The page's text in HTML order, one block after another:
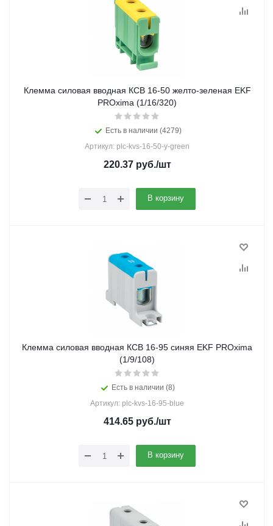
Клемма силовая вводная КСВ 16-50 желто-зеленая EKF
PROxima (1/16/320)
Есть в наличии (4279)
Артикул: plc-kvs-16-50-y-green
220.37руб./шт
В корзину
Клемма силовая вводная КСВ 16-95 синяя EKF PROxima
(1/9/108)
Есть в наличии (8)
Артикул: plc-kvs-16-95-blue
414.65руб./шт
В корзину